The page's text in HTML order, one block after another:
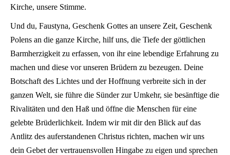
Kirche, unsere Stimme.
Und du, Faustyna, Geschenk Gottes an unsere Zeit, Geschenk
Polens an die ganze Kirche, hilf uns, die Tiefe der göttlichen
Barmherzigkeit zu erfassen, von ihr eine lebendige Erfahrung zu
machen und diese vor unseren Brüdern zu bezeugen. Deine
Botschaft des Lichtes und der Hoffnung verbreite sich in der
ganzen Welt, sie führe die Sünder zur Umkehr, sie besänftige die
Rivalitäten und den Haß und öffne die Menschen für eine
gelebte Brüderlichkeit. Indem wir mit dir den Blick auf das
Antlitz des auferstandenen Christus richten, machen wir uns
dein Gebet der vertrauensvollen Hingabe zu eigen und sprechen